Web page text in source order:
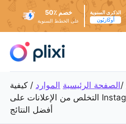
إلى
المحتوى
خصم ٪50
على الخطط السنوية
الذكرى السنوية
أُوكَازيُون
/ الصفحة الرئيسية الموارد / كيفية
التخلص من الإعلانات على Instagram للحصول على
أفضل النتائج